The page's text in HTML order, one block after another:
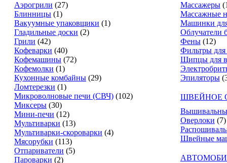
Аэрогрили (27)
Блинницы (1)
Вакуумные упаковщики (1)
Гладильные доски (2)
Грили (42)
Кофеварки (40)
Кофемашины (72)
Кофемолки (1)
Кухонные комбайны (29)
Ломтерезки (1)
Микроволновые печи (СВЧ) (102)
Миксеры (30)
Мини-печи (12)
Мультиварки (13)
Мультиварки-скороварки (4)
Мясорубки (113)
Отпариватели (5)
Пароварки (2)
Массажеры
Массажные
Машинки
Облучатели
Фены (12)
Фильтры
Щипцы для
Эпиляторы
ШВЕЙНОЕ
Оверлоки (7)
Швейные